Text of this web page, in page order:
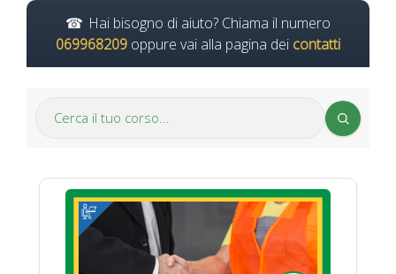
Hai bisogno di aiuto? Chiama il numero
069968209 oppure vai alla pagina dei contatti